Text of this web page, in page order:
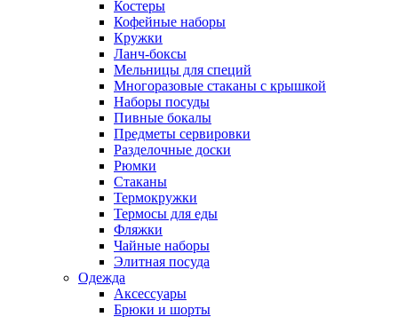
Костеры
Кофейные наборы
Кружки
Ланч-боксы
Мельницы для специй
Многоразовые стаканы с крышкой
Наборы посуды
Пивные бокалы
Предметы сервировки
Разделочные доски
Рюмки
Стаканы
Термокружки
Термосы для еды
Фляжки
Чайные наборы
Элитная посуда
Одежда
Аксессуары
Брюки и шорты